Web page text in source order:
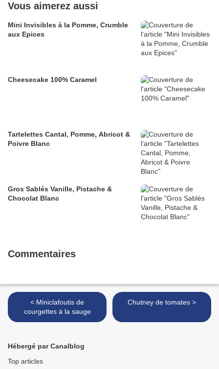
Vous aimerez aussi
Mini Invisibles à la Pomme, Crumble
aux Epices
Cheesecake 100% Caramel
Tartelettes Cantal, Pomme, Abricot &
Poivre Blanc
Gros Sablés Vanille, Pistache &
Chocolat Blanc
Commentaires
< Miniclafoutis de
courgettes à la sauge
Chutney de tomates >
Hébergé par Canalblog
Top articles